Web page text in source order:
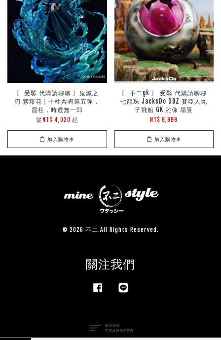
〘 受鑿 代購請聊聊 〙鬼滅之
刃 紫藤花｜十柱共鳴第五彈，
霞柱，時透無一郎
從 NT$ 4,020 起
加入購物車
〘 不二gk 〙 受鑿 代購請聊聊
七龍珠 JacksDo DBZ 賽亞人丸
子飛船 GK 雕像 場景
NT$ 9,999
加入購物車
© 2026 不二.All Rights Reserved.
關注我們
Facebook